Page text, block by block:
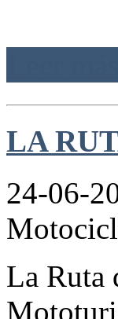
LA
24-06-
La Ruta